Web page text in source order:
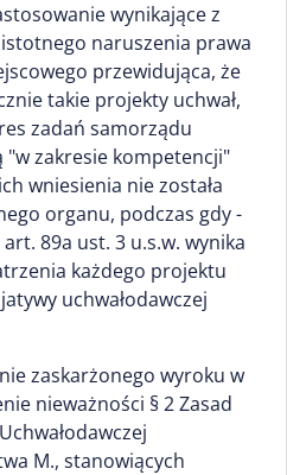
wynikające z
naruszenia prawa
przewidująca, że
takie projekty uchwał,
zadań samorządu
zakresie kompetencji"
wniesienia nie została
organu, podczas gdy -
89a ust. 3 u.s.w. wynika
każdego projektu
uchwałodawczej
zaskarżonego wyroku w
nieważności § 2 Zasad
M., stanowiących